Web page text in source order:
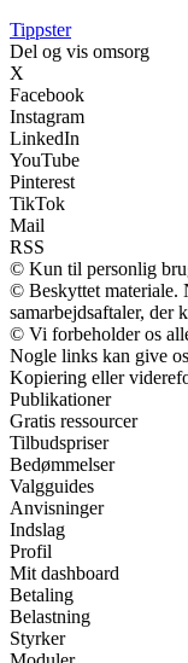
Tippster
Del og vis omsorg
X
Facebook
Instagram
LinkedIn
YouTube
Pinterest
TikTok
Mail
RSS
© Kun til personlig
© Beskyttet materiale.
samarbejdsaftaler, der
© Vi forbeholder os
Nogle links kan give
Kopiering eller
Publikationer
Gratis ressourcer
Tilbudspriser
Bedømmelser
Valgguides
Anvisninger
Indslag
Profil
Mit dashboard
Betaling
Belastning
Styrker